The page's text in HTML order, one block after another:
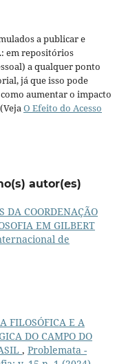
a publicar e
em repositórios
a qualquer ponto
já que isso pode
aumentar o impacto
O Efeito do Acesso
autor(es)
DA COORDENAÇÃO
EM GILBERT
de
FILOSÓFICA E A
DO CAMPO DO
, Problemata -